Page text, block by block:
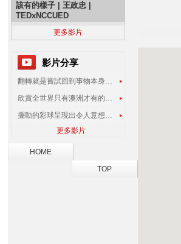
該有的樣子 | 王政忠 |
TEDxNCCUED
更多影片
影片分享
翻轉就是嘗試回到事物本身應該有的樣子 | 王政忠 | TEDxNCCUED
欣賞全世界只有澳洲才有的孔雀蜘蛛
擺動的彩球呈現出令人意想不到的視覺效果
更多影片
HOME
TOP